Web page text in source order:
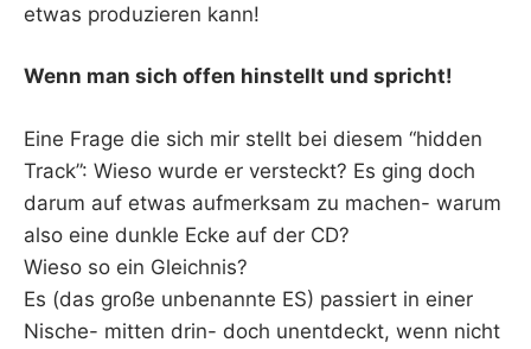
etwas produzieren kann!
Wenn man sich offen hinstellt und spricht!
Eine Frage die sich mir stellt bei diesem “hidden
Track”: Wieso wurde er versteckt? Es ging doch
darum auf etwas aufmerksam zu machen- warum
also eine dunkle Ecke auf der CD?
Wieso so ein Gleichnis?
Es (das große unbenannte ES) passiert in einer
Nische- mitten drin- doch unentdeckt, wenn nicht